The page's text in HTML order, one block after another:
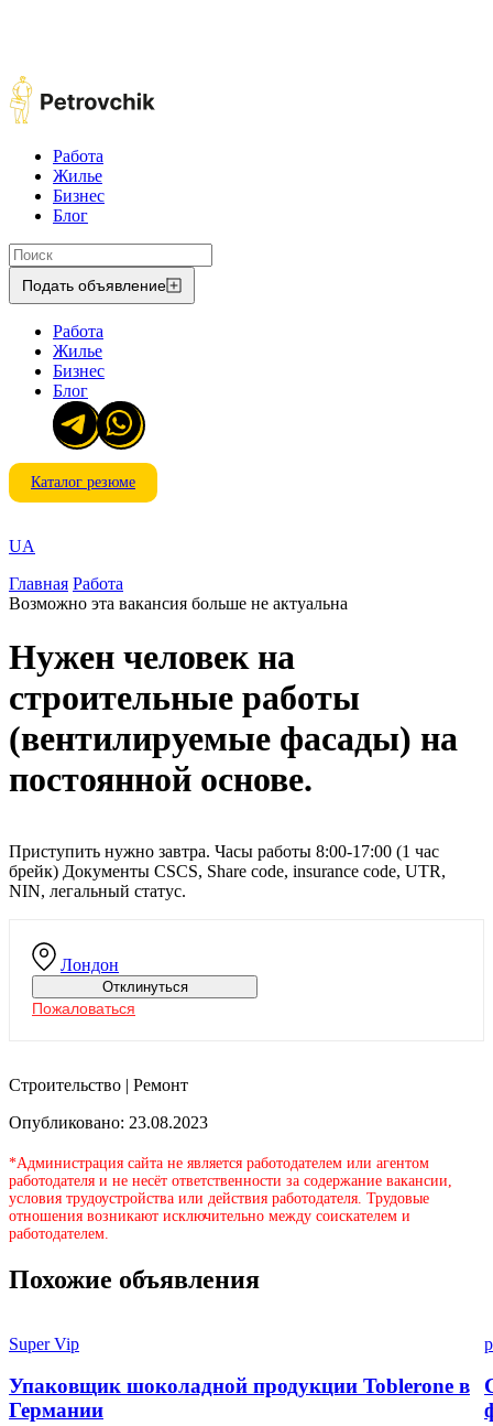
Работа
Жилье
Бизнес
Блог
Подать объявление
Работа
Жилье
Бизнес
Блог
Каталог резюме
UA
Главная Работа
Возможно эта вакансия больше не актуальна
Нужен человек на
строительные работы
(вентилируемые фасады) на
постоянной основе.
Лондон
Отклинуться
Пожаловаться
Приступить нужно завтра. Часы работы 8:00-17:00 (1 час
брейк) Документы CSCS, Share code, insurance code, UTR,
NIN, легальный статус.
Строительство | Ремонт
Опубликовано: 23.08.2023
*Администрация сайта не является работодателем или агентом
работодателя и не несёт ответственности за содержание вакансии,
условия трудоустройства или действия работодателя. Трудовые
отношения возникают исключительно между соискателем и
работодателем.
Похожие объявления
Super Vip
Упаковщик шоколадной продукции Toblerone в
Германии